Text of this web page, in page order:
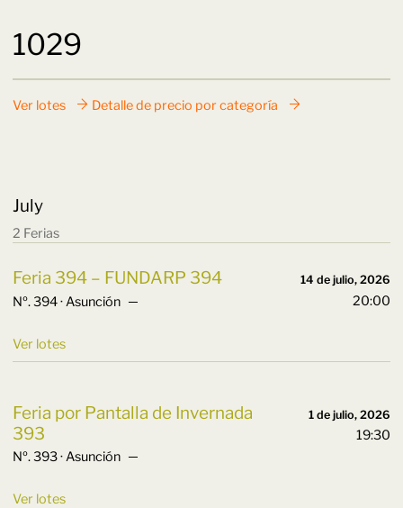
1029
Ver lotes Detalle de precio por categoría
July
2 Ferias
Feria 394 – FUNDARP 394
Nº. 394 · Asunción ─
Ver lotes
14 de julio, 2026
20:00
Feria por Pantalla de Invernada
393
Nº. 393 · Asunción ─
Ver lotes
1 de julio, 2026
19:30